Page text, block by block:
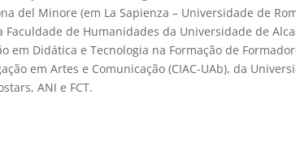
del Minore (em La Sapienza – Universidade de
Faculdade de Humanidades da Universidade de
em Didática e Tecnologia na Formação de
em Artes e Comunicação (CIAC-UAb), da
ANI e FCT.